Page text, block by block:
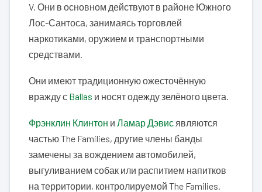
V. Они в основном действуют в районе Южного
Лос-Сантоса, занимаясь торговлей
наркотиками, оружием и транспортными
средствами.
Они имеют традиционную ожесточённую
вражду с Ballas и носят одежду зелёного цвета.
Фрэнклин Клинтон и Ламар Дэвис являются
частью The Families, другие члены банды
замечены за вождением автомобилей,
выгуливанием собак или распитием напитков
на территории, контролируемой The Families.